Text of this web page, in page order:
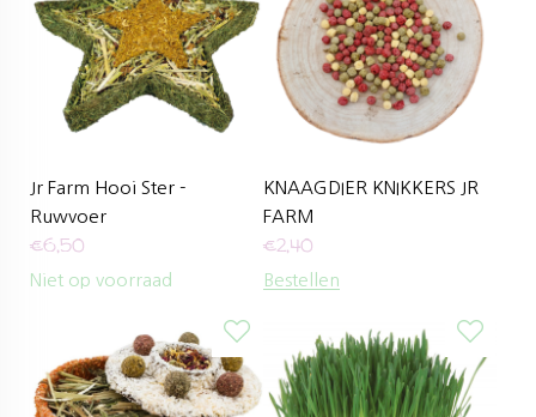
Jr Farm Hooi Ster -
Ruwvoer
€6,50
Niet op voorraad
KNAAGDIER KNIKKERS JR
FARM
€2,40
Bestellen